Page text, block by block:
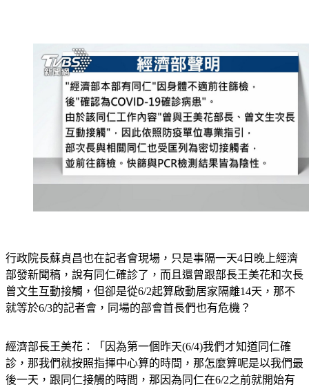
行政院長蘇貞昌也在記者會現場，只是事隔一天4日晚上經濟
部發新聞稿，說有同仁確診了，而且還曾跟部長王美花和次長
曾文生互動接觸，但卻是從6/2起算啟動居家隔離14天，那不
經濟部長王美花：「因為第一個昨天(6/4)我們才知道同仁確
診，那我們就按照指揮中心算的時間，那怎麼算呢是以我們最